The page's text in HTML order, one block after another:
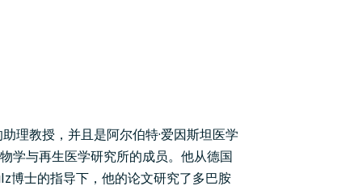
理教授，并且是阿尔伯特·爱因斯坦医学
学与再生医学研究所的成员。他从德国
博士的指导下，他的论文研究了多巴胺